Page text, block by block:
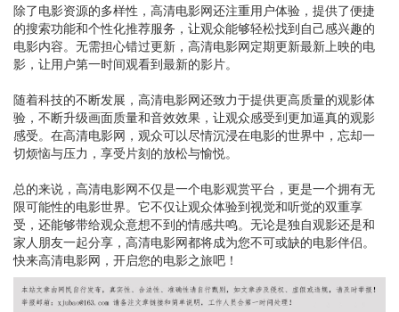
除了电影资源的多样性，高清电影网还注重用户体验，提供了便捷
的搜索功能和个性化推荐服务，让观众能够轻松找到自己感兴趣的
电影内容。无需担心错过更新，高清电影网定期更新最新上映的电
影，让用户第一时间观看到最新的影片。
随着科技的不断发展，高清电影网还致力于提供更高质量的观影体
验，不断升级画面质量和音效效果，让观众感受到更加逼真的观影
感受。在高清电影网，观众可以尽情沉浸在电影的世界中，忘却一
切烦恼与压力，享受片刻的放松与愉悦。
总的来说，高清电影网不仅是一个电影观赏平台，更是一个拥有无
限可能性的电影世界。它不仅让观众体验到视觉和听觉的双重享
受，还能够带给观众意想不到的情感共鸣。无论是独自观影还是和
家人朋友一起分享，高清电影网都将成为您不可或缺的电影伴侣。
快来高清电影网，开启您的电影之旅吧！